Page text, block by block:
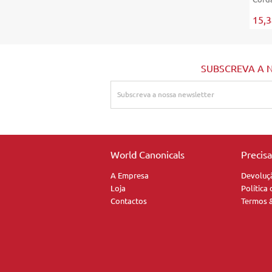
SUBSCREVA A
World Canonicals
A Empresa
Loja
Contactos
Política
Termos